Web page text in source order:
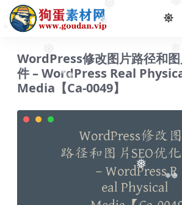
❅
❅
❅
❅
❅
❅
WordPress修改图片路径和图
件 – WordPress Real
Media【Ca-0049】